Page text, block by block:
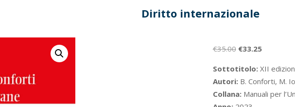
Diritto internazionale
€35.00 Il
originale
era:
€35.00.
€33.25Il
attuale
è:
€33.25.
Sottotitolo:XII
Autori:B. Conforti, M.
Collana:Manuali per